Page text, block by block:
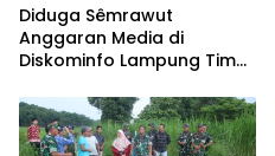
Diduga Sêmrawut
Anggaran Media di
Diskominfo Lampung Timur